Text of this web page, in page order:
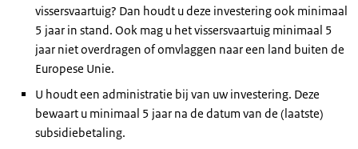
vissersvaartuig? Dan houdt u deze investering ook minimaal
5 jaar in stand. Ook mag u het vissersvaartuig minimaal 5
jaar niet overdragen of omvlaggen naar een land buiten de
Europese Unie.
U houdt een administratie bij van uw investering. Deze
bewaart u minimaal 5 jaar na de datum van de (laatste)
subsidiebetaling.